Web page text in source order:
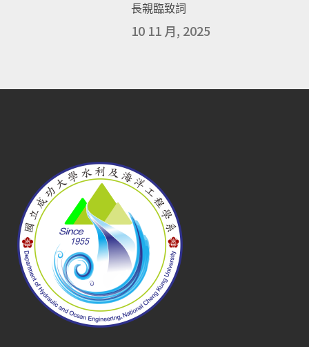
長親臨致詞
10 11 月, 2025